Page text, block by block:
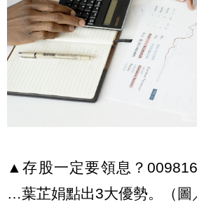
▲存股一定要領息？
…葉芷娟點出3大優勢。（圖